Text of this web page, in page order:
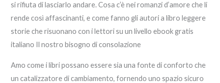
si rifiuta di lasciarlo andare. Cosa c’è nei romanzi d’amore che li
rende così affascinanti, e come fanno gli autori a libro leggere
storie che risuonano con i lettori su un livello ebook gratis
italiano Il nostro bisogno di consolazione
Amo come i libri possano essere sia una fonte di conforto che
un catalizzatore di cambiamento, fornendo uno spazio sicuro